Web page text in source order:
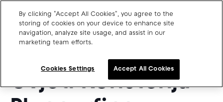
STUPAJU NA SNAGU 19. STUDENOGA
Uvjeti Korištenja
Charge point operators
Carmakers
Drivers and travellers
By clicking "Accept All Cookies", you agree to the
storing of cookies on your device to enhance site
navigation, analyze site usage, and assist in our
marketing team efforts.
Cookies Settings Accept All Cookies